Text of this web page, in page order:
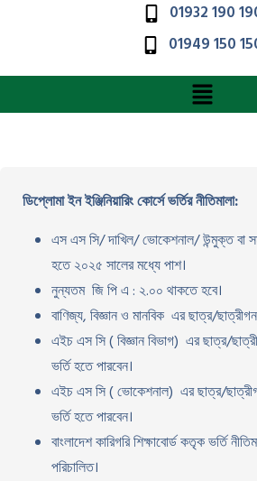
01932 190
01949 150
ডিপ্লোমা ইন ইঞ্জিনিয়ারিং কোর্সে ভর্তির নীতিমালা:
এস এস সি/ দাখিল/ ভোকেশনাল/ উন্মুক্ত বা
হতে ২০২৫ সালের মধ্যে পাশ।
নুন্যতম জি পি এ : ২.০০ থাকতে হবে।
বাণিজ্য, বিজ্ঞান ও মানবিক এর ছাত্র/
এইচ এস সি ( বিজ্ঞান বিভাগ) এর ছাত্র/
ভর্তি হতে পারবেন।
এইচ এস সি ( ভোকেশনাল) এর ছাত্র/ছাত্রীগন
ভর্তি হতে পারবেন।
বাংলাদেশ কারিগরি শিক্ষাবোর্ড কতৃক ভর্তি
পরিচালিত।